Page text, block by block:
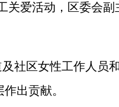
关爱活动，区委会
社区女性工作人员
出贡献。